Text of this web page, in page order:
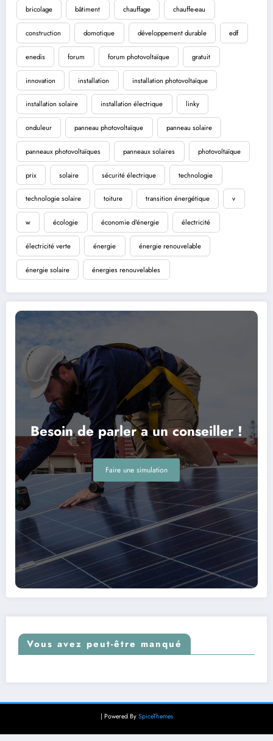
bricolage bâtiment chauffage chauffe-eau
construction domotique développement durable edf
enedis forum forum photovoltaïque gratuit
innovation installation installation photovoltaïque
installation solaire installation électrique linky
onduleur panneau photovoltaïque panneau solaire
panneaux photovoltaïques panneaux solaires photovoltaïque
prix solaire sécurité électrique technologie
technologie solaire toiture transition énergétique v
w écologie économie d'énergie électricité
électricité verte énergie énergie renouvelable
énergie solaire énergies renouvelables
Besoin de parler a un conseiller !
Faire une simulation
Vous avez peut-être manqué
| Powered By SpiceThemes